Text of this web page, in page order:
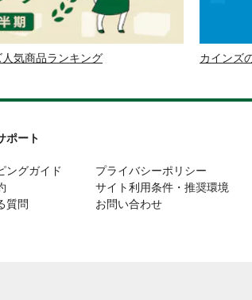
人気商品ランキング カインズ
ポート
ングガイド
質問
プライバシーポリシー
サイト利用条件・推奨環境
お問い合わせ